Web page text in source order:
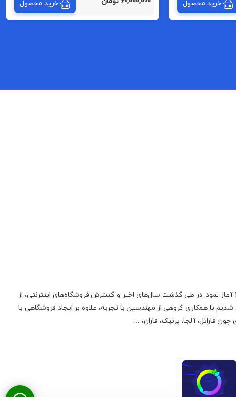
خرید محصول خرید محصول
گروه اچ ام الکترونیک فعالیت اولیه‌ی خود را در زمینه‌‌ی تعمیر لوازم صوتی، تصویری، منابع تغذیه سوئیچینگ و تجهیزات کامپیوتری از سال 1385 آغاز نمود. در طی گذشت سال‌های اخیر و گسترش فروشگاه‌های اینترنتی، از
با همکاری گروهی از مهندسین با تجربه، علاوه بر ایجاد فروشگاهی با
فاراتل، آلجا، پرنیک، فاران، …